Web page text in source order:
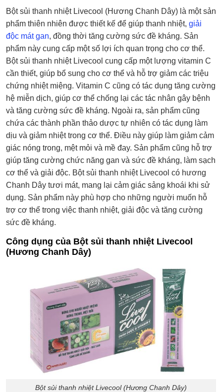
Bột sủi thanh nhiệt Livecool (Hương Chanh Dây) là một sản
phẩm thiên nhiên được thiết kế để giúp thanh nhiệt, giải
độc mát gan, đồng thời tăng cường sức đề kháng. Sản
phẩm này cung cấp một số lợi ích quan trọng cho cơ thể.
Bột sủi thanh nhiệt Livecool cung cấp một lượng vitamin C
cần thiết, giúp bổ sung cho cơ thể và hỗ trợ giảm các triệu
chứng nhiệt miệng. Vitamin C cũng có tác dụng tăng cường
hệ miễn dịch, giúp cơ thể chống lại các tác nhân gây bệnh
và tăng cường sức đề kháng. Ngoài ra, sản phẩm cũng
chứa các thành phần thảo dược tự nhiên có tác dụng làm
dịu và giảm nhiệt trong cơ thể. Điều này giúp làm giảm cảm
giác nóng trong, mệt mỏi và mề đay. Sản phẩm cũng hỗ trợ
giúp tăng cường chức năng gan và sức đề kháng, làm sạch
cơ thể và giải độc. Bột sủi thanh nhiệt Livecool có hương
Chanh Dây tươi mát, mang lại cảm giác sảng khoái khi sử
dụng. Sản phẩm này phù hợp cho những người muốn hỗ
trợ cơ thể trong việc thanh nhiệt, giải độc và tăng cường
sức đề kháng.
Công dụng của Bột sủi thanh nhiệt Livecool
(Hương Chanh Dây)
Bột sủi thanh nhiệt Livecool (Hương Chanh Dây)